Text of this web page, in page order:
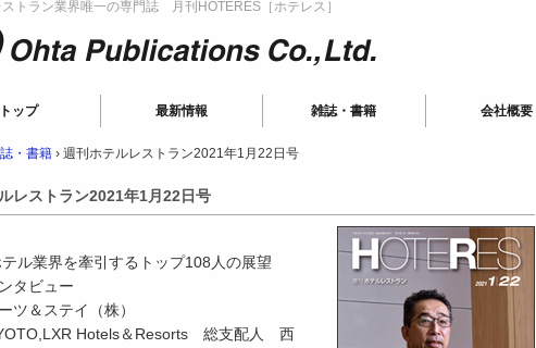
トラン業界唯一の専門誌 月刊HOTERES［ホテレス］
Publications
トップ 最新情報 雑誌・書籍 会社概要
・書籍 › 週刊ホテルレストラン2021年1月22日号
レストラン2021年1月22日号
ル業界を牽引するトップ108人の展望
タビュー
ツ＆ステイ（株）
Hotels＆Resorts 総支配人 西